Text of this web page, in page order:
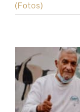
(Fotos)